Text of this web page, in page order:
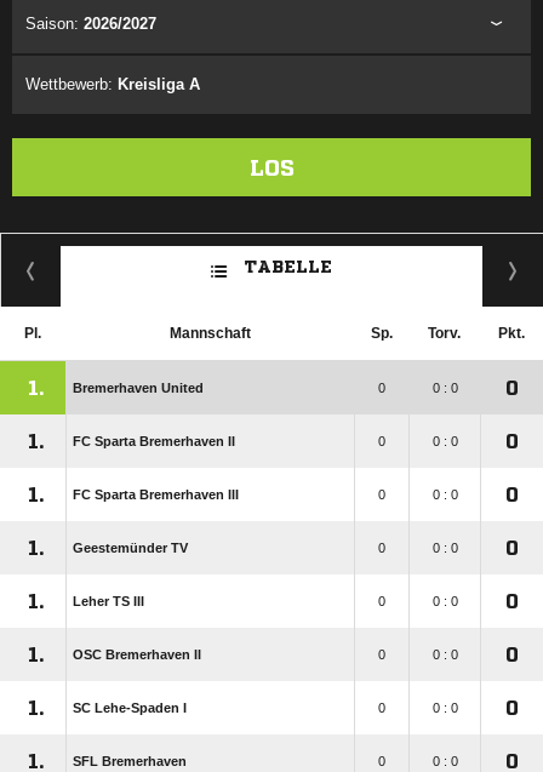
Saison: 2026/2027
Wettbewerb: Kreisliga A
LOS
TABELLE
Pl. Mannschaft Sp. Torv. Pkt.
1. Bremerhaven United 0 0 : 0 0
1. FC Sparta Bremerhaven II 0 0 : 0 0
1. FC Sparta Bremerhaven III 0 0 : 0 0
1. Geestemünder TV 0 0 : 0 0
1. Leher TS III 0 0 : 0 0
1. OSC Bremerhaven II 0 0 : 0 0
1. SC Lehe-Spaden I 0 0 : 0 0
1. SFL Bremerhaven 0 0 : 0 0